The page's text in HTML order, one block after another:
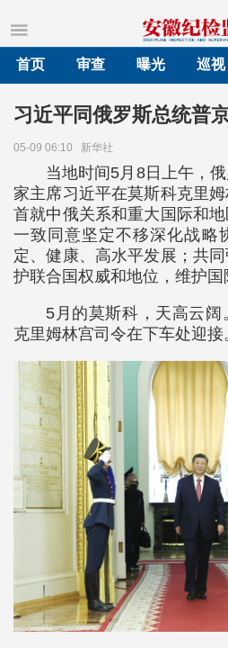
首页
审查 曝光 巡视
习近平同俄罗斯总统普
05-09 06:10 新华社
当地时间5月8日上午，
家主席习近平在莫斯科克里
首就中俄关系和重大国际和
一致同意坚定不移深化战略
定、健康、高水平发展；共
护联合国权威和地位，维护国
5月的莫斯科，天高云阔
克里姆林宫司令在下车处迎接